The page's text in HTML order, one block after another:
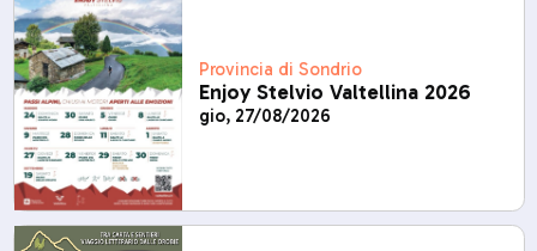
Provincia di Sondrio
Enjoy Stelvio Valtellina 2026
gio, 27/08/2026